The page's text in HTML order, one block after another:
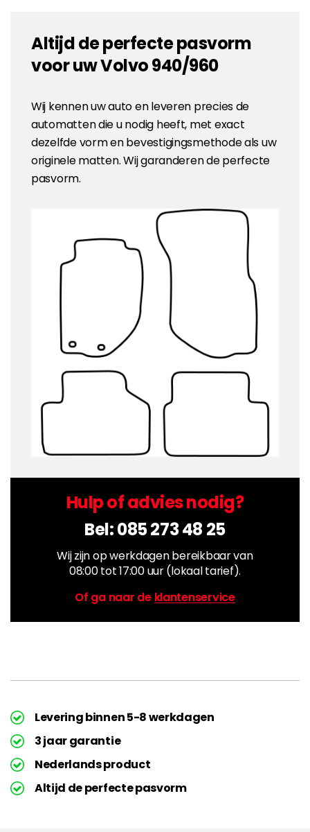
Altijd de perfecte pasvorm
voor uw Volvo 940/960
Wij kennen uw auto en leveren precies de
automatten die u nodig heeft, met exact
dezelfde vorm en bevestigingsmethode als uw
originele matten. Wij garanderen de perfecte
pasvorm.
Hulp of advies nodig?
Bel:085 273 48 25
Wij zijn op werkdagen bereikbaar van
08:00 tot 17:00 uur (lokaal tarief).
Of ga naar de klantenservice
Levering binnen 5-8 werkdagen
3 jaar garantie
Nederlands product
Altijd de perfecte pasvorm